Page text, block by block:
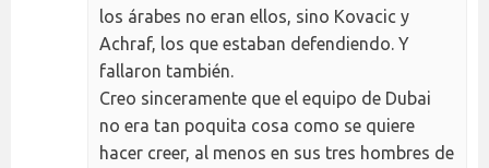
los árabes no eran ellos, sino Kovacic y
Achraf, los que estaban defendiendo. Y
fallaron también.
Creo sinceramente que el equipo de Dubai
no era tan poquita cosa como se quiere
hacer creer, al menos en sus tres hombres de